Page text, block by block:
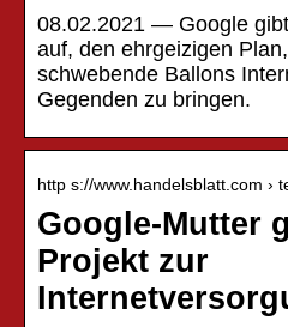
08.02.2021 — Google
auf, den ehrgeizigen
schwebende Ballons
Gegenden zu bringen.
http s://www.handelsblatt.com ›
Google-Mutter
Projekt zur